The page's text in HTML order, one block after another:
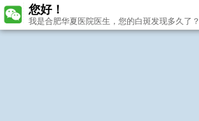
您好！
我是合肥华夏医院医生，您的白斑发现多久了？